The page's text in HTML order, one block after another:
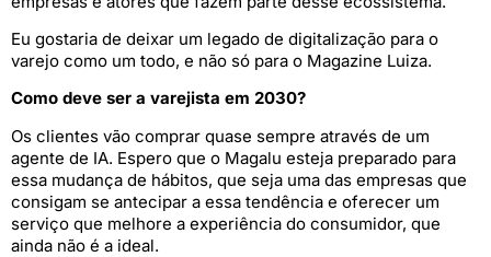
Eu gostaria de deixar um legado de digitalização para o
varejo como um todo, e não só para o Magazine Luiza.
Como deve ser a varejista em 2030?
Os clientes vão comprar quase sempre através de um
agente de IA. Espero que o Magalu esteja preparado para
essa mudança de hábitos, que seja uma das empresas que
consigam se antecipar a essa tendência e oferecer um
serviço que melhore a experiência do consumidor, que
ainda não é a ideal.